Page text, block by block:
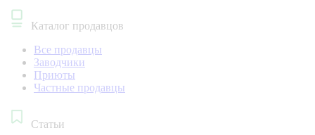
Каталог продавцов
Все продавцы
Заводчики
Приюты
Частные продавцы
Статьи